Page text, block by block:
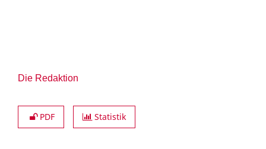
Die Redaktion
PDF Statistik